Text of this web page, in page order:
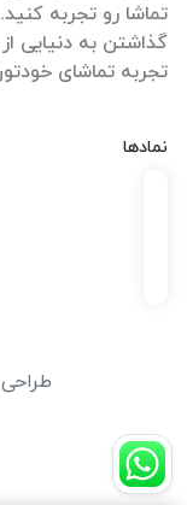
تماشا رو تجربه
گذاشتن به دنیایی
تجربه تماشای
نمادها